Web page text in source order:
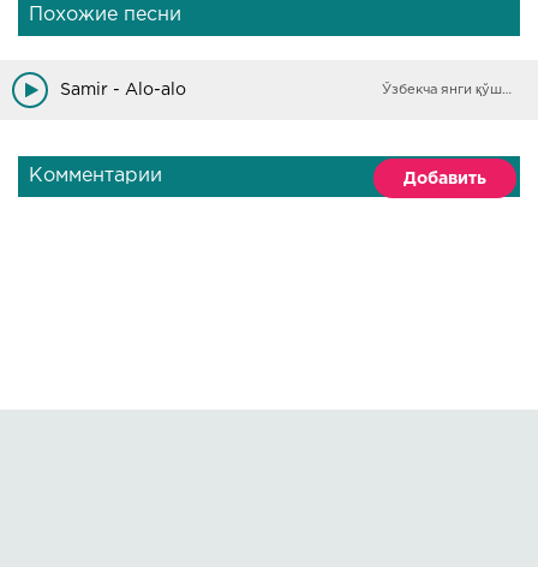
Похожие песни
Samir - Alo-alo Ўзбекча янги қўшиқлар
Комментарии Добавить